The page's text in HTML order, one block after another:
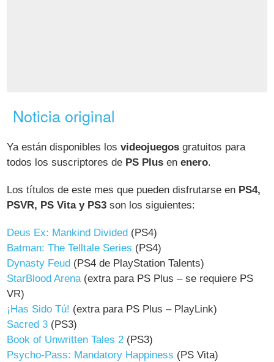
Noticia original
Ya están disponibles losvideojuegos gratuitos para
todos los suscriptores de PS Plus enenero.
Los títulos de este mes que pueden disfrutarse en PS4,
PSVR, PS Vita y PS3 son los siguientes:
Deus Ex: Mankind Divided (PS4)
Batman: The Telltale Series (PS4)
Dynasty Feud (PS4 de PlayStation Talents)
StarBlood Arena(extra para PS Plus – se requiere PS
VR)
¡Has Sido Tú! (extra para PS Plus – PlayLink)
Sacred 3 (PS3)
Book of Unwritten Tales 2 (PS3)
Psycho-Pass: Mandatory Happiness (PS Vita)